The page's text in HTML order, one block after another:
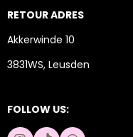
RETOUR ADRES
Akkerwinde 10
3831WS, Leusden
FOLLOW US: